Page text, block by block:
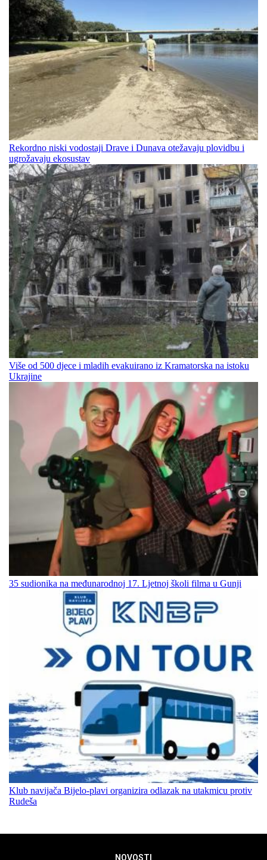
Rekordno niski vodostaji Drave i Dunava otežavaju plovidbu i
ugrožavaju ekosustav
Više od 500 djece i mladih evakuirano iz Kramatorska na istoku
Ukrajine
35 sudionika na međunarodnoj 17. Ljetnoj školi filma u Gunji
Klub navijača Bijelo-plavi organizira odlazak na utakmicu protiv
Rudeša
NOVOSTI